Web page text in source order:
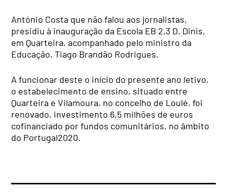
António Costa que não falou aos jornalistas,
presidiu à inauguração da Escola EB 2,3 D. Dinis,
em Quarteira, acompanhado pelo ministro da
Educação, Tiago Brandão Rodrigues.
A funcionar deste o início do presente ano letivo,
o estabelecimento de ensino, situado entre
Quarteira e Vilamoura, no concelho de Loulé, foi
renovado, investimento 6,5 milhões de euros
cofinanciado por fundos comunitários, no âmbito
do Portugal2020.